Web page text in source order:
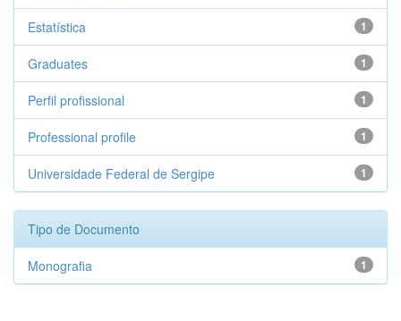
1
Estatística
1
Graduates
1
Perfil profissional
1
Professional profile
1
Universidade Federal de Sergipe
Tipo de Documento
1
Monografia